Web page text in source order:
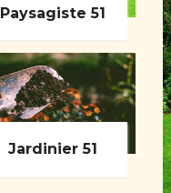
Paysagiste 51
Jardinier 51